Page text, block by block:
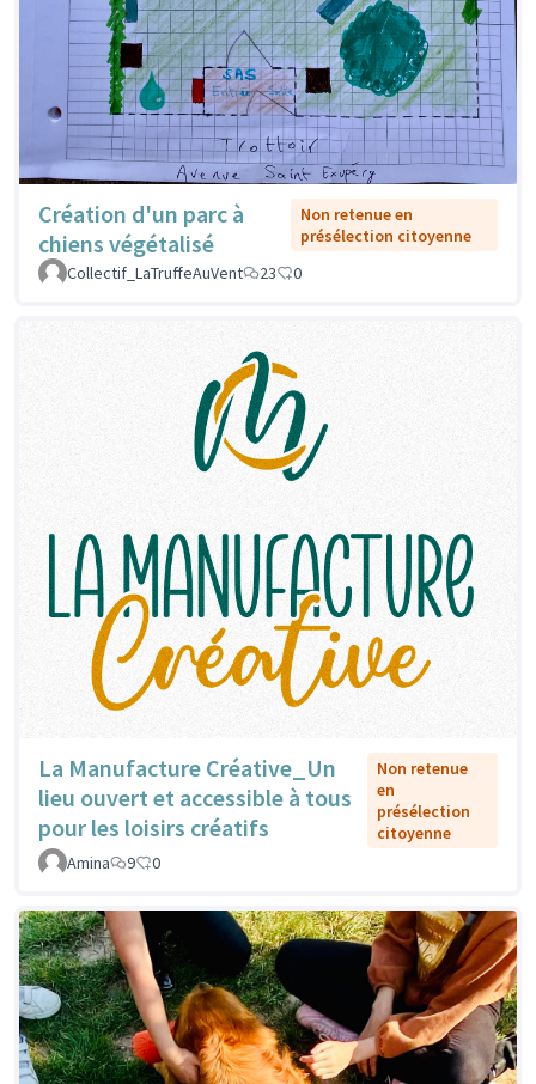
Création d'un parc à
chiens végétalisé
Non retenue en
présélection citoyenne
Collectif_LaTruffeAuVent
23 0
La Manufacture Créative_Un
lieu ouvert et accessible à tous
pour les loisirs créatifs
Non retenue
en
présélection
citoyenne
Amina
9 0